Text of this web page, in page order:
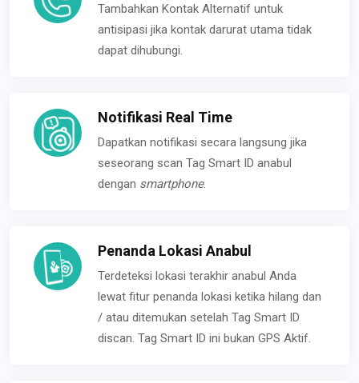
Tambahkan Kontak Alternatif untuk
antisipasi jika kontak darurat utama tidak
dapat dihubungi.
Notifikasi Real Time
Dapatkan notifikasi secara langsung jika
seseorang scan Tag Smart ID anabul
dengan smartphone.
Penanda Lokasi Anabul
Terdeteksi lokasi terakhir anabul Anda
lewat fitur penanda lokasi ketika hilang dan
/ atau ditemukan setelah Tag Smart ID
discan. Tag Smart ID ini bukan GPS Aktif.